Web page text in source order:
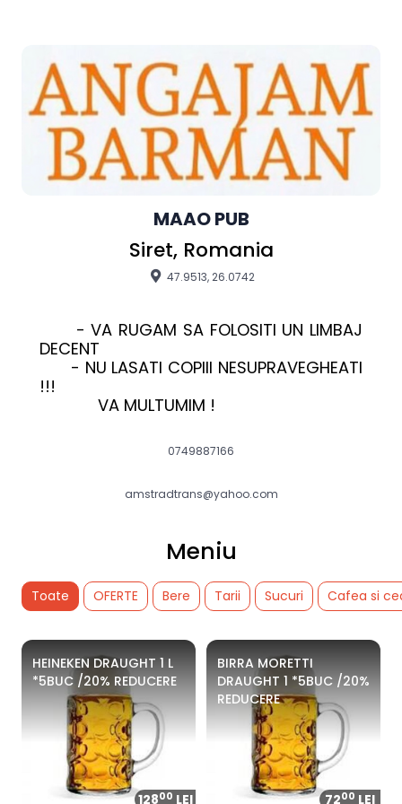
MAAO PUB
Siret, Romania
47.9513, 26.0742
DECENT
!!!
             VA MULTUMIM !
0749887166
amstradtrans@yahoo.com
Meniu
Toate OFERTE Bere Tarii Sucuri Cafea si
HEINEKEN DRAUGHT 1 L
*5BUC /20% REDUCERE
12800 LEI
BIRRA MORETTI
DRAUGHT 1 *5BUC /20%
REDUCERE
7200 LEI